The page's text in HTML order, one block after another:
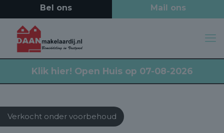
Klik hier! Open Huis op 07-08-2026
Verkocht onder voorbehoud